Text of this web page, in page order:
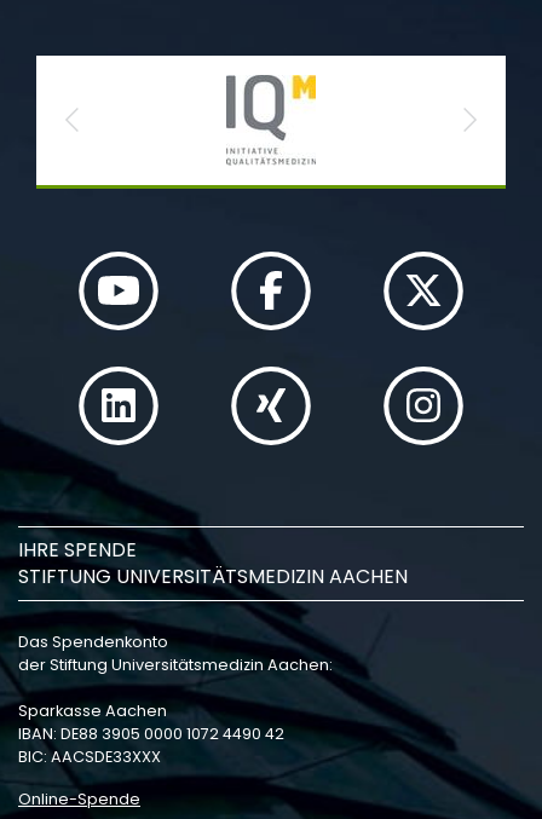
Previous Next
IHRE SPENDE
STIFTUNG UNIVERSITÄTSMEDIZIN AACHEN
Das Spendenkonto
der Stiftung Universitätsmedizin Aachen:
Sparkasse Aachen
IBAN: DE88 3905 0000 1072 4490 42
BIC: AACSDE33XXX
Online-Spende